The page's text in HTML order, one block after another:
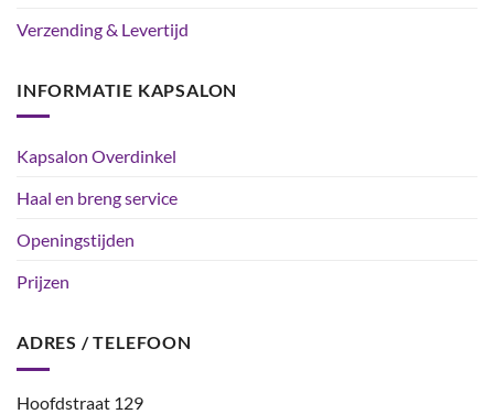
Verzending & Levertijd
INFORMATIE KAPSALON
Kapsalon Overdinkel
Haal en breng service
Openingstijden
Prijzen
ADRES / TELEFOON
Hoofdstraat 129